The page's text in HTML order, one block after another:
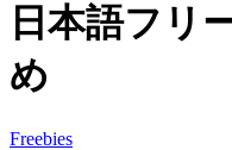
日本語フリ
め
Freebies